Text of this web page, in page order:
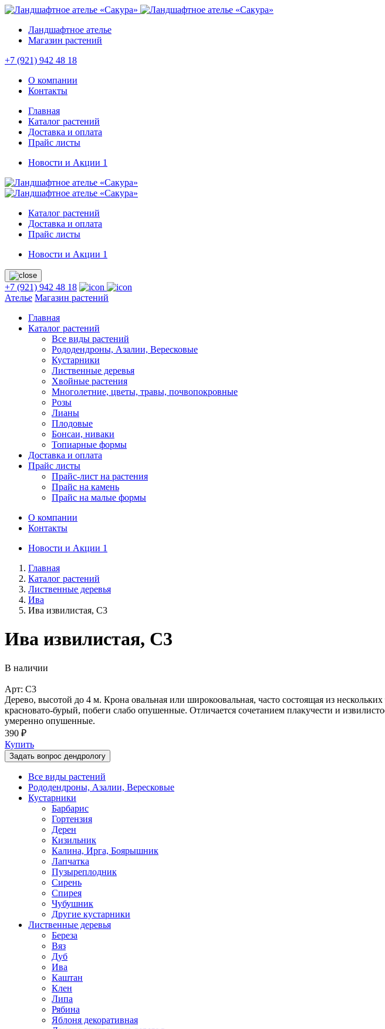
Ландшафтное ателье
Магазин растений
+7 (921) 942 48 18
О компании
Контакты
Главная
Каталог растений
Доставка и оплата
Прайс листы
Новости и Акции 1
Каталог растений
Доставка и оплата
Прайс листы
Новости и Акции 1
+7 (921) 942 48 18
Ателье Магазин растений
Главная
Каталог растений
Все виды растений
Рододендроны, Азалии, Вересковые
Кустарники
Лиственные деревья
Хвойные растения
Многолетние, цветы, травы, почвопокровные
Розы
Лианы
Плодовые
Бонсаи, ниваки
Топиарные формы
Доставка и оплата
Прайс листы
Прайс-лист на растения
Прайс на камень
Прайс на малые формы
О компании
Контакты
Новости и Акции 1
Главная
Каталог растений
Лиственные деревья
Ива
Ива извилистая, C3
Ива извилистая, C3
В наличии
Арт: C3
Дерево, высотой до 4 м. Крона овальная или широкоовальная, часто состоящая из
красновато-бурый, побеги слабо опушенные. Отличается сочетанием плакучести и
умеренно опушенные.
390 ₽
Купить
Задать вопрос дендрологу
Все виды растений
Рододендроны, Азалии, Вересковые
Кустарники
Барбарис
Гортензия
Дерен
Кизильник
Калина, Ирга, Боярышник
Лапчатка
Пузыреплодник
Сирень
Спирея
Чубушник
Другие кустарники
Лиственные деревья
Береза
Вяз
Дуб
Ива
Каштан
Клен
Липа
Рябина
Яблоня декоративная